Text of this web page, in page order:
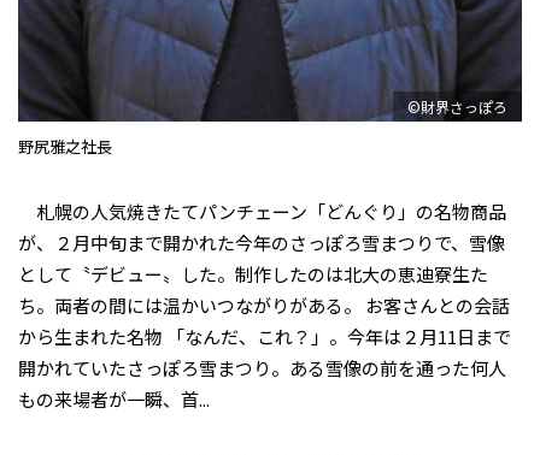
©財界さっぽろ
野尻雅之社長
札幌の人気焼きたてパンチェーン「どんぐり」の名物商品
が、２月中旬まで開かれた今年のさっぽろ雪まつりで、雪像
として〝デビュー〟した。制作したのは北大の恵迪寮生た
ち。両者の間には温かいつながりがある。 お客さんとの会話
から生まれた名物 「なんだ、これ？」。今年は２月11日まで
開かれていたさっぽろ雪まつり。ある雪像の前を通った何人
もの来場者が一瞬、首...